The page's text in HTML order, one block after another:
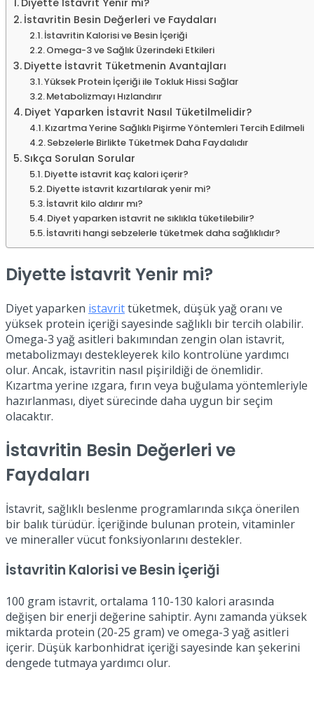
İstavritin Besin Değerleri ve Faydaları
İstavritin Kalorisi ve Besin İçeriği
Omega-3 ve Sağlık Üzerindeki Etkileri
Diyette İstavrit Tüketmenin Avantajları
Yüksek Protein İçeriği ile Tokluk Hissi Sağlar
Metabolizmayı Hızlandırır
Diyet Yaparken İstavrit Nasıl Tüketilmelidir?
Kızartma Yerine Sağlıklı Pişirme Yöntemleri Tercih Edilmeli
Sebzelerle Birlikte Tüketmek Daha Faydalıdır
Sıkça Sorulan Sorular
Diyette istavrit kaç kalori içerir?
Diyette istavrit kızartılarak yenir mi?
İstavrit kilo aldırır mı?
Diyet yaparken istavrit ne sıklıkla tüketilebilir?
İstavriti hangi sebzelerle tüketmek daha sağlıklıdır?
Diyette İstavrit Yenir mi?
Diyet yaparken istavrittüketmek, düşük yağ oranı ve
yüksek protein içeriği sayesinde sağlıklı bir tercih olabilir.
Omega-3 yağ asitleri bakımından zengin olan istavrit,
metabolizmayı destekleyerek kilo kontrolüne yardımcı
olur. Ancak, istavritin nasıl pişirildiği de önemlidir.
Kızartma yerine ızgara, fırın veya buğulama yöntemleriyle
hazırlanması, diyet sürecinde daha uygun bir seçim
olacaktır.
İstavritin Besin Değerleri ve
Faydaları
İstavrit, sağlıklı beslenme programlarında sıkça önerilen
bir balık türüdür. İçeriğinde bulunan protein, vitaminler
ve mineraller vücut fonksiyonlarını destekler.
İstavritin Kalorisi ve Besin İçeriği
100 gram istavrit, ortalama 110-130 kalori arasında
değişen bir enerji değerine sahiptir. Aynı zamanda yüksek
miktarda protein (20-25 gram) ve omega-3 yağ asitleri
içerir. Düşük karbonhidrat içeriği sayesinde kan şekerini
dengede tutmaya yardımcı olur.